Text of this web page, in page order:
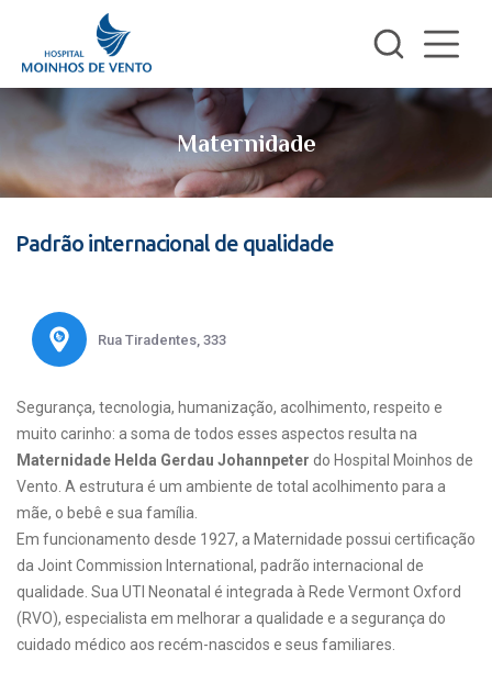
Maternidade
Padrão internacional de qualidade
Rua Tiradentes, 333
Segurança, tecnologia, humanização, acolhimento, respeito e
muito carinho: a soma de todos esses aspectos resulta na
Maternidade Helda Gerdau Johannpeter do Hospital Moinhos de
Vento. A estrutura é um ambiente de total acolhimento para a
mãe, o bebê e sua família.
Em funcionamento desde 1927, a Maternidade possui certificação
da Joint Commission International, padrão internacional de
qualidade. Sua UTI Neonatal é integrada à Rede Vermont Oxford
(RVO), especialista em melhorar a qualidade e a segurança do
cuidado médico aos recém-nascidos e seus familiares.